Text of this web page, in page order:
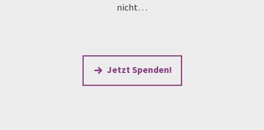
nicht…
Jetzt Spenden!